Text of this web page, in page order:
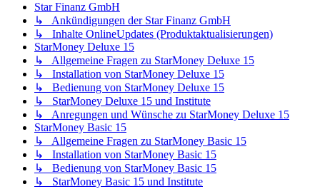
Star Finanz GmbH
↳ Ankündigungen der Star Finanz GmbH
↳ Inhalte OnlineUpdates (Produktaktualisierungen)
StarMoney Deluxe 15
↳ Allgemeine Fragen zu StarMoney Deluxe 15
↳ Installation von StarMoney Deluxe 15
↳ Bedienung von StarMoney Deluxe 15
↳ StarMoney Deluxe 15 und Institute
↳ Anregungen und Wünsche zu StarMoney Deluxe 15
StarMoney Basic 15
↳ Allgemeine Fragen zu StarMoney Basic 15
↳ Installation von StarMoney Basic 15
↳ Bedienung von StarMoney Basic 15
↳ StarMoney Basic 15 und Institute